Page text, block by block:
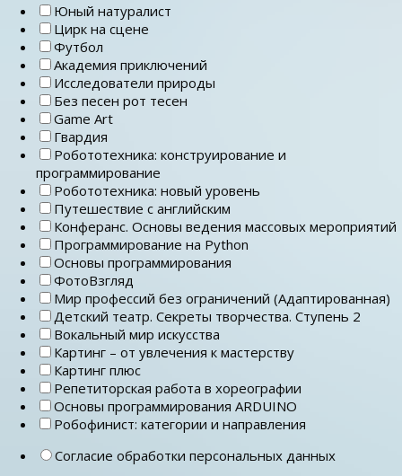
Юный натуралист
Цирк на сцене
Футбол
Академия приключений
Исследователи природы
Без песен рот тесен
Game Art
Гвардия
Робототехника: конструирование и
программирование
Робототехника: новый уровень
Путешествие с английским
Конферанс. Основы ведения массовых мероприятий
Программирование на Python
Основы программирования
ФотоВзгляд
Мир профессий без ограничений (Адаптированная)
Детский театр. Секреты творчества. Ступень 2
Вокальный мир искусства
Картинг – от увлечения к мастерству
Картинг плюс
Репетиторская работа в хореографии
Основы программирования ARDUINO
Робофинист: категории и направления
Согласие обработки персональных данных